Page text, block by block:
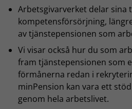
Arbetsgivarverket delar sina
kompetensförsörjning,
av tjänstepensionen som
Vi visar också hur du som
fram tjänstepensionen som
förmånerna redan i
minPension kan vara ett
genom hela arbetslivet.